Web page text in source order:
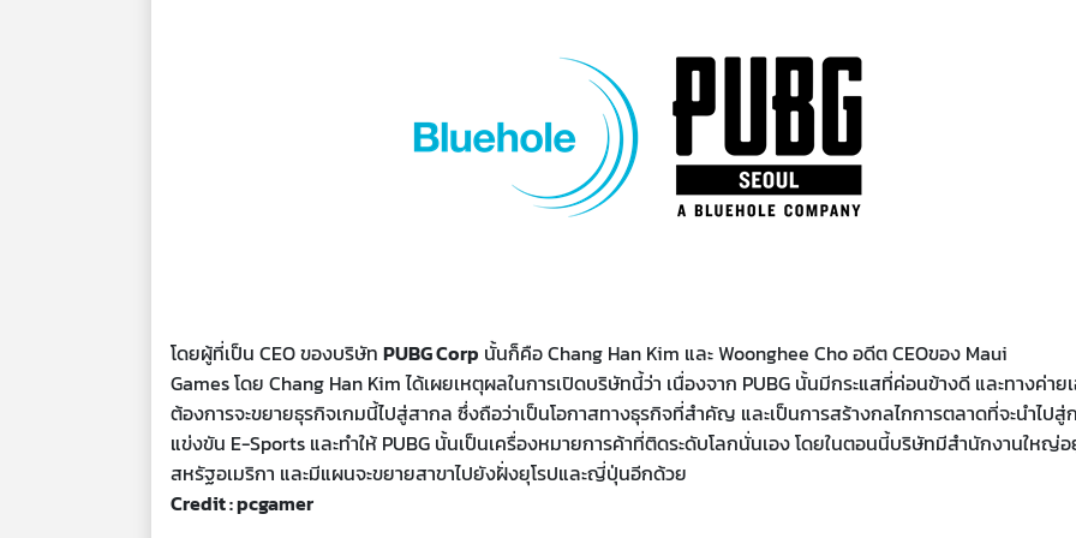
โดยผู้ที่เป็น CEO ของบริษัท PUBG Corp นั้นก็คือ Chang Han Kim และ Woonghee Cho อดีต CEOของ Maui
Games โดย Chang Han Kim ได้เผยเหตุผลในการเปิดบริษัทนี้ว่า เนื่องจาก PUBG นั้นมีกระแสที่ค่อนข้างดี และทางค่าย
ต้องการจะขยายธุรกิจเกมนี้ไปสู่สากล ซึ่งถือว่าเป็นโอกาสทางธุรกิจที่สำคัญ และเป็นการสร้างกลไกการตลาดที่จะนำไปสู่
แข่งขัน E-Sports และทำให้ PUBG นั้นเป็นเครื่องหมายการค้าที่ติดระดับโลกนั่นเอง โดยในตอนนี้บริษัทมีสำนักงานใหญ่
สหรัฐอเมริกา และมีแผนจะขยายสาขาไปยังฝั่งยุโรปและญี่ปุ่นอีกด้วย
Credit : pcgamer